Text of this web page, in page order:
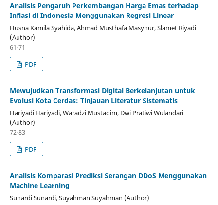
Analisis Pengaruh Perkembangan Harga Emas terhadap
Inflasi di Indonesia Menggunakan Regresi Linear
Husna Kamila Syahida, Ahmad Musthafa Masyhur, Slamet Riyadi
(Author)
61-71
PDF
Mewujudkan Transformasi Digital Berkelanjutan untuk
Evolusi Kota Cerdas: Tinjauan Literatur Sistematis
Hariyadi Hariyadi, Waradzi Mustaqim, Dwi Pratiwi Wulandari
(Author)
72-83
PDF
Analisis Komparasi Prediksi Serangan DDoS Menggunakan
Machine Learning
Sunardi Sunardi, Suyahman Suyahman (Author)